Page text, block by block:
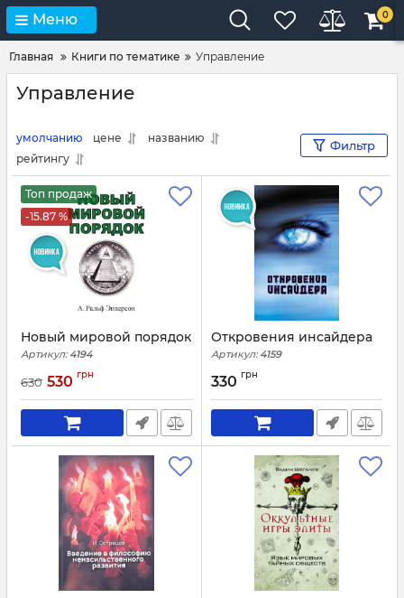
Меню 0
Главная Книги по тематике Управление
Управление
умолчанию цене
названию
рейтингу
Фильтр
Топ продаж
-15.87 %
Новый мировой порядок
Артикул: 4194
630 530 грн
Откровения инсайдера
Артикул: 4159
330 грн